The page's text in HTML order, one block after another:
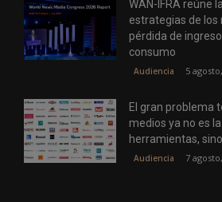
WAN-IFRA reúne
estrategias de los
pérdida de
consumo
Audiencia 5
El gran problema
medios ya no es
herramientas,
Audiencia 7